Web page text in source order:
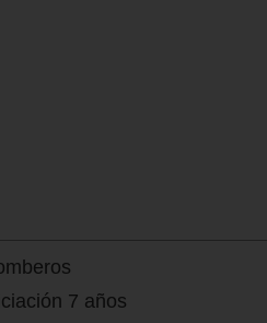
7 años